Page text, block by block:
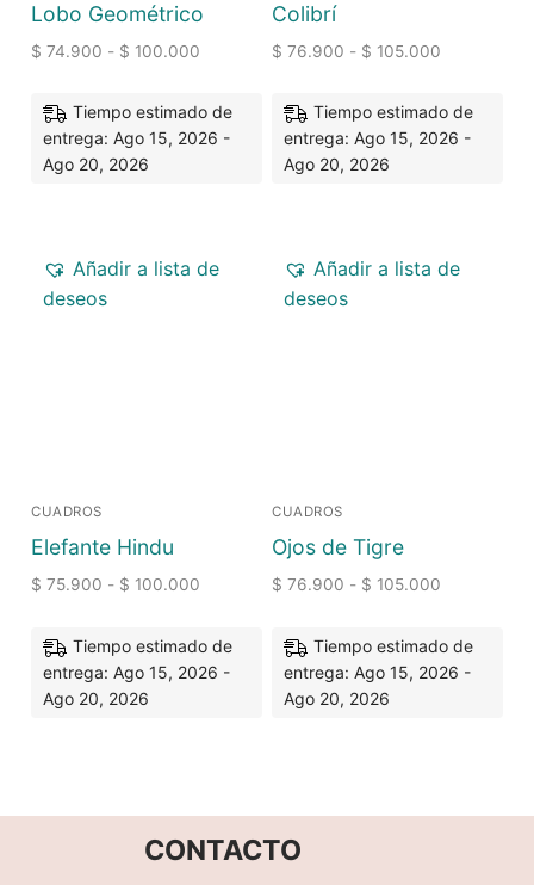
Lobo Geométrico
$ 74.900 - $ 100.000
Tiempo estimado de
entrega: Ago 15, 2026 -
Ago 20, 2026
Colibrí
$ 76.900 - $ 105.000
Tiempo estimado de
entrega: Ago 15, 2026 -
Ago 20, 2026
Añadir a lista de
deseos
CUADROS
Elefante Hindu
$ 75.900 - $ 100.000
Tiempo estimado de
entrega: Ago 15, 2026 -
Ago 20, 2026
Añadir a lista de
deseos
CUADROS
Ojos de Tigre
$ 76.900 - $ 105.000
Tiempo estimado de
entrega: Ago 15, 2026 -
Ago 20, 2026
CONTACTO